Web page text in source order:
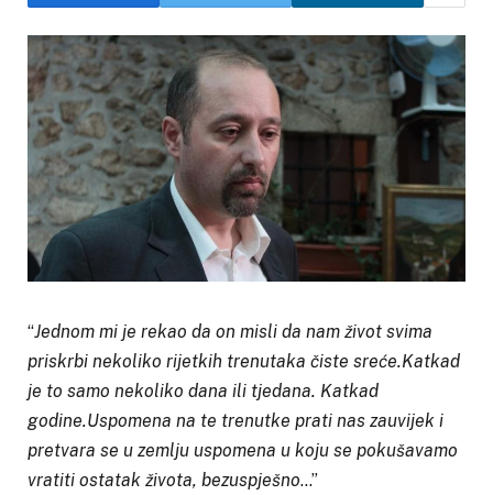
“Jednom mi je rekao da on misli da nam život svima
priskrbi nekoliko rijetkih trenutaka čiste sreće.Katkad
je to samo nekoliko dana ili tjedana. Katkad
godine.Uspomena na te trenutke prati nas zauvijek i
pretvara se u zemlju uspomena u koju se pokušavamo
vratiti ostatak života, bezuspješno…”